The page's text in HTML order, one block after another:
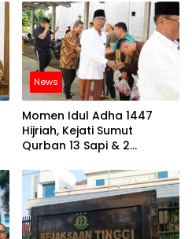
Wakaf
News
Momen Idul Adha 1447
Hijriah, Kejati Sumut
Qurban 13 Sapi & 2